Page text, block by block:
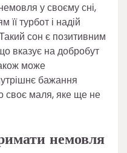
у своєму сні,
турбот і надій
сон є позитивним
вказує на добробут
може
бажання
своє маля, яке ще не
немовля